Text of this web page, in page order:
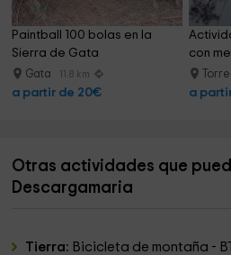
Paintball 100 bolas en la
Sierra de Gata
Gata 11.8 km
a partir de 20€
con
a
Otras actividades que
Descargamaria
Tierra: Bicicleta de montaña -